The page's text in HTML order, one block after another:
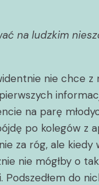
na ludzkim
nie chce z
na parę
po kolegów z
za róg, ale kiedy
nie mógłby o
Podszedłem do